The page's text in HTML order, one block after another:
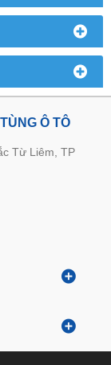
Ô TÔ
Từ Liêm, TP